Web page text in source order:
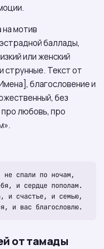
мотив
баллады,
или женский
струнные. Текст от
благословение и
без
любовь, про
не спали по ночам,
и сердце пополам.
и счастье, и семью,
от тамады